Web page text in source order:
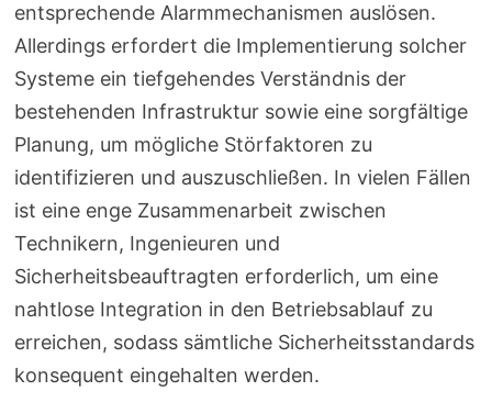
entsprechende Alarmmechanismen auslösen.
Allerdings erfordert die Implementierung solcher
Systeme ein tiefgehendes Verständnis der
bestehenden Infrastruktur sowie eine sorgfältige
Planung, um mögliche Störfaktoren zu
identifizieren und auszuschließen. In vielen Fällen
ist eine enge Zusammenarbeit zwischen
Technikern, Ingenieuren und
Sicherheitsbeauftragten erforderlich, um eine
nahtlose Integration in den Betriebsablauf zu
erreichen, sodass sämtliche Sicherheitsstandards
konsequent eingehalten werden.